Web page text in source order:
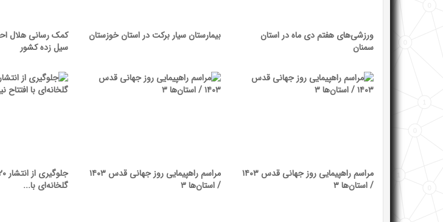
ورزشی‌های هفتم دی ماه در استان
سمنان
بیمارستان سیار برکت در استان خوزستان
سیل زده کشور
مراسم راهپیمایی روز جهانی قدس ۱۴۰۳
/ استان‌ها ۳
مراسم راهپیمایی روز جهانی قدس ۱۴۰۳
/ استان‌ها ۳
گلخانه‌ای با...